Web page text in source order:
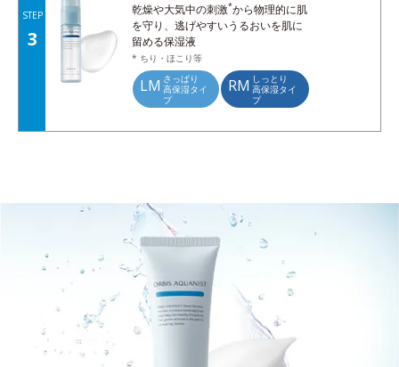
STEP
3
乾燥や大気中の刺激*から物理的に肌
を守り、逃げやすいうるおいを肌に
留める保湿液
* ちり・ほこり等
LM さっぱり
高保湿タイ
プ
RM しっとり
高保湿タイ
プ